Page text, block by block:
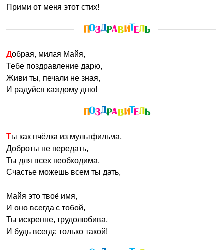
Прими от меня этот стих!
Добрая, милая Майя,
Тебе поздравление дарю,
Живи ты, печали не зная,
И радуйся каждому дню!
Ты как пчёлка из мультфильма,
Доброты не передать,
Ты для всех необходима,
Счастье можешь всем ты дать,
Майя это твоё имя,
И оно всегда с тобой,
Ты искренне, трудолюбива,
И будь всегда только такой!